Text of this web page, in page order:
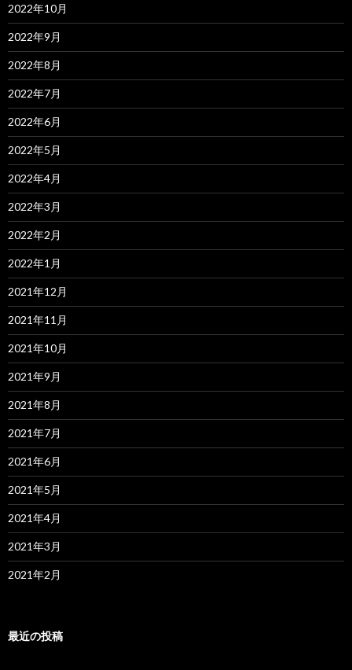
2022年10月
2022年9月
2022年8月
2022年7月
2022年6月
2022年5月
2022年4月
2022年3月
2022年2月
2022年1月
2021年12月
2021年11月
2021年10月
2021年9月
2021年8月
2021年7月
2021年6月
2021年5月
2021年4月
2021年3月
2021年2月
最近の投稿